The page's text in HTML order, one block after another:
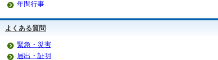
年間行事
よくある質問
緊急・災害
届出・証明